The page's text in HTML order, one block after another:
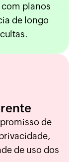
planos
de longo
de
de uso dos